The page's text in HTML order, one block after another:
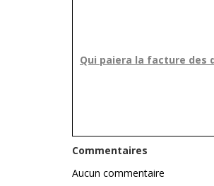
Qui paiera la facture des
Commentaires
Aucun commentaire